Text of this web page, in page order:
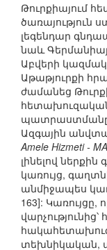
Թուրքիայում
ծառայություն
լեգենդար
նաև
Աբվերի
Աթաթյուրքի
ժամանեց
պատրաստմանը:
Ազգային
Amele Hizmeti -
լինելով
կառույց,
անմիջապես
163]: Կառույցը,
տեխնիկական,